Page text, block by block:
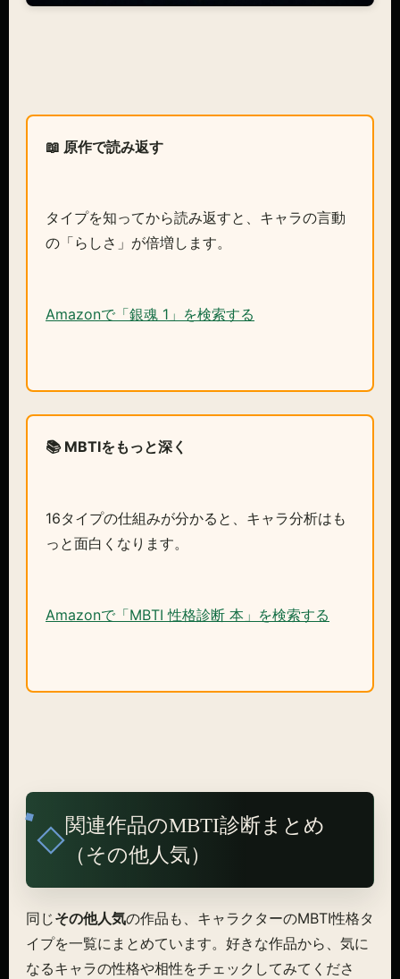
📖 原作で読み返す
タイプを知ってから読み返すと、キャラの言動
の「らしさ」が倍増します。
Amazonで「銀魂 1」を検索する
📚 MBTIをもっと深く
16タイプの仕組みが分かると、キャラ分析はも
っと面白くなります。
Amazonで「MBTI 性格診断 本」を検索する
関連作品のMBTI診断まとめ
（その他人気）
同じその他人気の作品も、キャラクターのMBTI性格タ
イプを一覧にまとめています。好きな作品から、気に
なるキャラの性格や相性をチェックしてみてくださ